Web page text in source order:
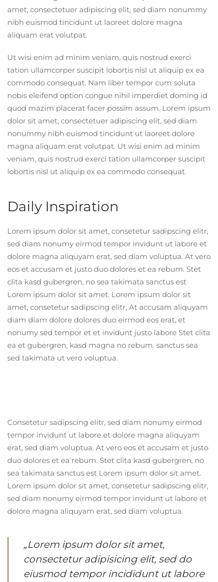
amet, consectetuer adipiscing elit, sed diam nonummy
nibh euismod tincidunt ut laoreet dolore magna
aliquam erat volutpat.
Ut wisi enim ad minim veniam, quis nostrud exerci
tation ullamcorper suscipit lobortis nisl ut aliquip ex ea
commodo consequat. Nam liber tempor cum soluta
nobis eleifend option congue nihil imperdiet doming id
quod mazim placerat facer possim assum. Lorem ipsum
dolor sit amet, consectetuer adipiscing elit, sed diam
nonummy nibh euismod tincidunt ut laoreet dolore
magna aliquam erat volutpat. Ut wisi enim ad minim
veniam, quis nostrud exerci tation ullamcorper suscipit
lobortis nisl ut aliquip ex ea commodo consequat.
Daily Inspiration
Lorem ipsum dolor sit amet, consetetur sadipscing elitr,
sed diam nonumy eirmod tempor invidunt ut labore et
dolore magna aliquyam erat, sed diam voluptua. At vero
eos et accusam et justo duo dolores et ea rebum. Stet
clita kasd gubergren, no sea takimata sanctus est
Lorem ipsum dolor sit amet. Lorem ipsum dolor sit
amet, consetetur sadipscing elitr, At accusam aliquyam
diam diam dolore dolores duo eirmod eos erat, et
nonumy sed tempor et et invidunt justo labore Stet clita
ea et gubergren, kasd magna no rebum. sanctus sea
sed takimata ut vero voluptua.
Consetetur sadipscing elitr, sed diam nonumy eirmod
tempor invidunt ut labore et dolore magna aliquyam
erat, sed diam voluptua. At vero eos et accusam et justo
duo dolores et ea rebum. Stet clita kasd gubergren, no
sea takimata sanctus est Lorem ipsum dolor sit amet.
Lorem ipsum dolor sit amet, consetetur sadipscing elitr,
sed diam nonumy eirmod tempor invidunt ut labore et
dolore magna aliquyam erat, sed diam voluptua.
„Lorem ipsum dolor sit amet,
consectetur adipisicing elit, sed do
eiusmod tempor incididunt ut labore